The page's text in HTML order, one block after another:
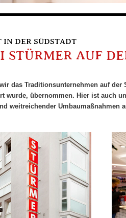
IN DER SÜDSTADT
STÜRMER AUF
das Traditionsunternehmen auf
wurde, übernommen. Hier ist auch
weitreichender Umbaumaßnahmen